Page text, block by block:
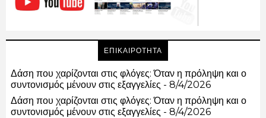
ΕΠΙΚΑΙΡΟΤΗΤΑ
Δάση που χαρίζονται στις φλόγες: Όταν η πρόληψη και ο
συντονισμός μένουν στις εξαγγελίες - 8/4/2026
Δάση που χαρίζονται στις φλόγες: Όταν η πρόληψη και ο
συντονισμός μένουν στις εξαγγελίες - 8/4/2026